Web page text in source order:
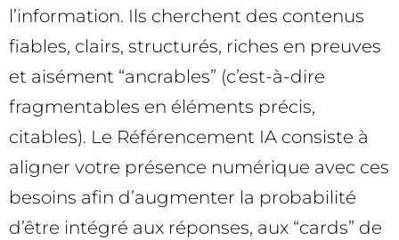
l’information. Ils cherchent des contenus
fiables, clairs, structurés, riches en preuves
et aisément “ancrables” (c’est-à-dire
fragmentables en éléments précis,
citables). Le Référencement IA consiste à
aligner votre présence numérique avec ces
besoins afin d’augmenter la probabilité
d’être intégré aux réponses, aux “cards” de